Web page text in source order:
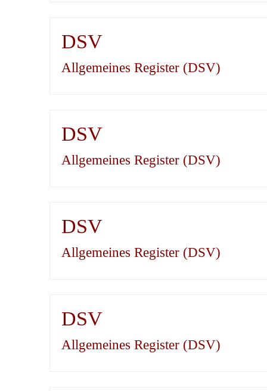
DSV
Allgemeines Register (DSV)
DSV
Allgemeines Register (DSV)
DSV
Allgemeines Register (DSV)
DSV
Allgemeines Register (DSV)